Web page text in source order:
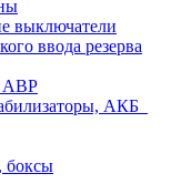
выключатели
ввода резерва
АВР
АКБ
боксы